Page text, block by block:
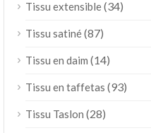
Tissu extensible(34)
Tissu satiné(87)
Tissu en daim (14)
Tissu en taffetas (93)
Tissu Taslon (28)